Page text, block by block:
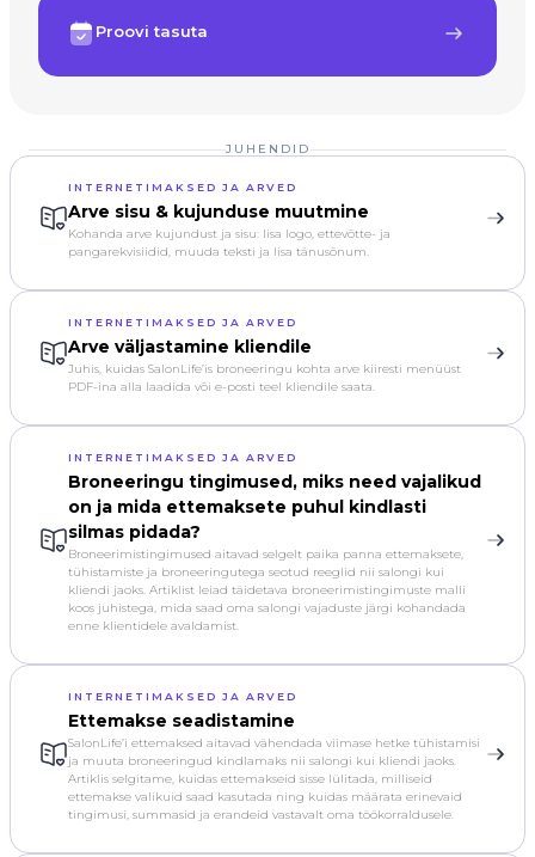
Proovi tasuta
JUHENDID
INTERNETIMAKSED JA ARVED
Arve sisu & kujunduse muutmine
Kohanda arve kujundust ja sisu: lisa logo, ettevõtte- ja
pangarekvisiidid, muuda teksti ja lisa tänusõnum.
INTERNETIMAKSED JA ARVED
Arve väljastamine kliendile
Juhis, kuidas SalonLife’is broneeringu kohta arve kiiresti menüüst
PDF-ina alla laadida või e-posti teel kliendile saata.
INTERNETIMAKSED JA ARVED
Broneeringu tingimused, miks need vajalikud
on ja mida ettemaksete puhul kindlasti
silmas pidada?
Broneerimistingimused aitavad selgelt paika panna ettemaksete,
tühistamiste ja broneeringutega seotud reeglid nii salongi kui
kliendi jaoks. Artiklist leiad täidetava broneerimistingimuste malli
koos juhistega, mida saad oma salongi vajaduste järgi kohandada
enne klientidele avaldamist.
INTERNETIMAKSED JA ARVED
Ettemakse seadistamine
SalonLife’i ettemaksed aitavad vähendada viimase hetke tühistamisi
ja muuta broneeringud kindlamaks nii salongi kui kliendi jaoks.
Artiklis selgitame, kuidas ettemakseid sisse lülitada, milliseid
ettemakse valikuid saad kasutada ning kuidas määrata erinevaid
tingimusi, summasid ja erandeid vastavalt oma töökorraldusele.